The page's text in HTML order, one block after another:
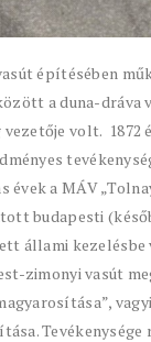
építésében
a duna-
volt. 1872
évek a MÁV
budapesti
állami
zimonyi vasút